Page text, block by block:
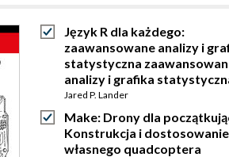
Język R dla każdego:
zaawansowane analizy i
statystyczna
analizy i grafika
Jared P. Lander
Make: Drony dla
Konstrukcja i dostosowanie
własnego quadcoptera